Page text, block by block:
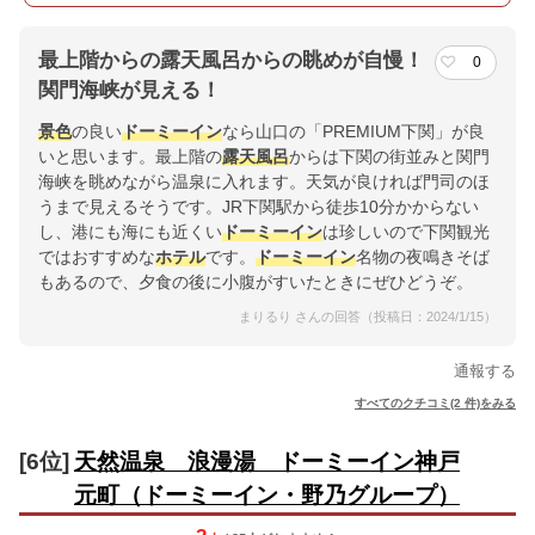
最上階からの露天風呂からの眺めが自慢！
関門海峡が見える！
0
景色の良いドーミーインなら山口の「PREMIUM下関」が良
いと思います。最上階の露天風呂からは下関の街並みと関門
海峡を眺めながら温泉に入れます。天気が良ければ門司のほ
うまで見えるそうです。JR下関駅から徒歩10分かからない
し、港にも海にも近くいドーミーインは珍しいので下関観光
ではおすすめなホテルです。 ドーミーイン名物の夜鳴きそば
もあるので、夕食の後に小腹がすいたときにぜひどうぞ。
まりるり さんの回答（投稿日：2024/1/15）
通報する
すべてのクチコミ(2 件)をみる
[6位] 天然温泉 浪漫湯 ドーミーイン神戸
元町（ドーミーイン・野乃グループ）